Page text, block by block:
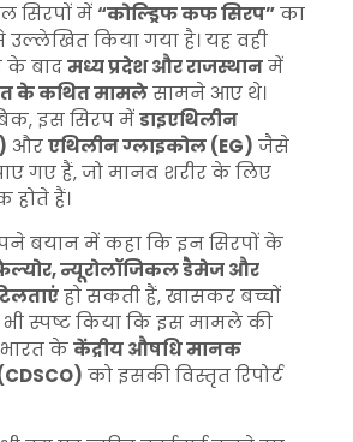
सिरपों में“कोल्ड्रिफ कफ सिरप”का
किया गया है। यह वही
के बादमध्य प्रदेश और राजस्थानमें
के कथित मामलेसामने आए थे।
इस सिरप मेंडाइएथिलीन
औरएथिलीन ग्लाइकोल (EG) जैसे
गए हैं, जो मानव शरीर के लिए
होते हैं।
बयान में कहा कि इन सिरपों के
न्यूरोलॉजिकल डैमेज और
हो सकती हैं, खासकर बच्चों
स्पष्ट किया कि इस मामले की
केकेंद्रीय औषधि मानक
को इसकी विस्तृत रिपोर्ट